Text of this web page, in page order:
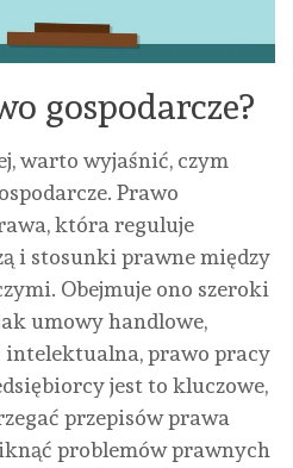
gospodarcze?
warto wyjaśnić, czym
Prawo
która reguluje
i stosunki prawne między
Obejmuje ono szeroki
umowy handlowe,
intelektualna, prawo pracy
jest to kluczowe,
przepisów prawa
problemów prawnych